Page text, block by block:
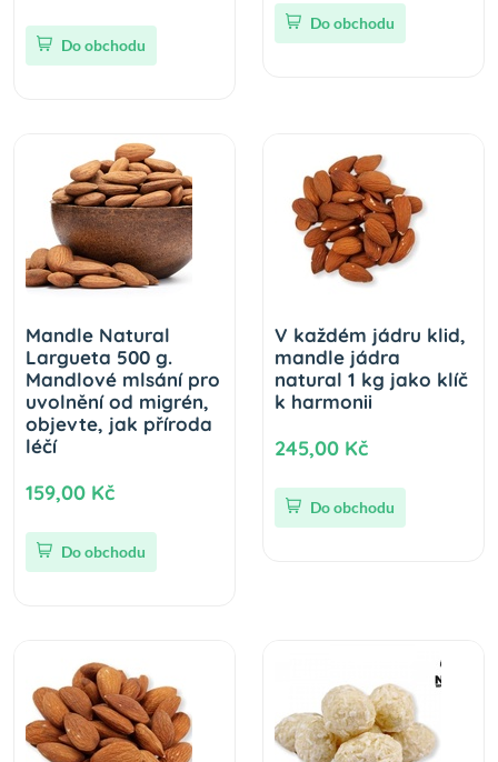
Do obchodu
Do obchodu
Mandle Natural
Largueta 500 g.
Mandlové mlsání pro
uvolnění od migrén,
objevte, jak příroda
léčí
159,00 Kč
Do obchodu
V každém jádru klid,
mandle jádra
natural 1 kg jako klíč
k harmonii
245,00 Kč
Do obchodu